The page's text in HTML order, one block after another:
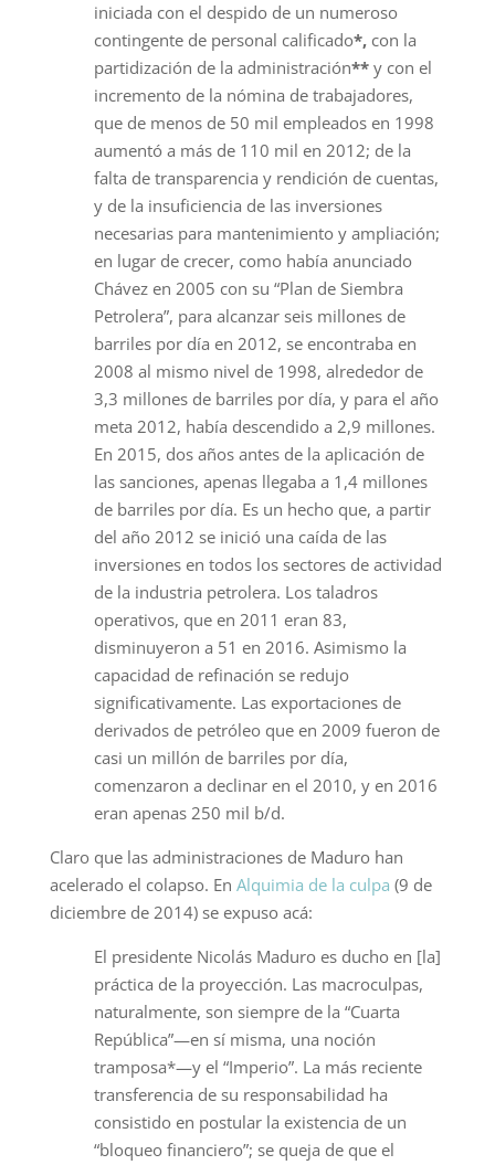
iniciada con el despido de un numeroso
contingente de personal calificado*,con la
partidización de la administración**y con el
incremento de la nómina de trabajadores,
que de menos de 50 mil empleados en 1998
aumentó a más de 110 mil en 2012; de la
falta de transparencia y rendición de cuentas,
y de la insuficiencia de las inversiones
necesarias para mantenimiento y ampliación;
en lugar de crecer, como había anunciado
Chávez en 2005 con su “Plan de Siembra
Petrolera”, para alcanzar seis millones de
barriles por día en 2012, se encontraba en
2008 al mismo nivel de 1998, alrededor de
3,3 millones de barriles por día, y para el año
meta 2012, había descendido a 2,9 millones.
En 2015, dos años antes de la aplicación de
las sanciones, apenas llegaba a 1,4 millones
de barriles por día. Es un hecho que, a partir
del año 2012 se inició una caída de las
inversiones en todos los sectores de actividad
de la industria petrolera. Los taladros
operativos, que en 2011 eran 83,
disminuyeron a 51 en 2016. Asimismo la
capacidad de refinación se redujo
significativamente. Las exportaciones de
derivados de petróleo que en 2009 fueron de
casi un millón de barriles por día,
comenzaron a declinar en el 2010, y en 2016
eran apenas 250 mil b/d.
Claro que las administraciones de Maduro han
acelerado el colapso. En Alquimia de la culpa (9 de
diciembre de 2014) se expuso acá:
El presidente Nicolás Maduro es ducho en [la]
práctica de la proyección. Las macroculpas,
naturalmente, son siempre de la “Cuarta
República”—en sí misma, una noción
tramposa*—y el “Imperio”. La más reciente
transferencia de su responsabilidad ha
consistido en postular la existencia de un
“bloqueo financiero”; se queja de que el